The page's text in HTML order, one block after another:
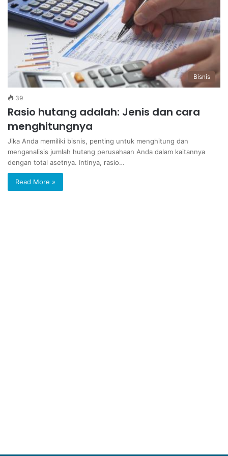
Bisnis
39
Rasio hutang adalah: Jenis dan cara
menghitungnya
Jika Anda memiliki bisnis, penting untuk menghitung dan
menganalisis jumlah hutang perusahaan Anda dalam kaitannya
dengan total asetnya. Intinya, rasio…
Read More »